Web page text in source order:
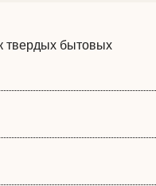
твердых бытовых